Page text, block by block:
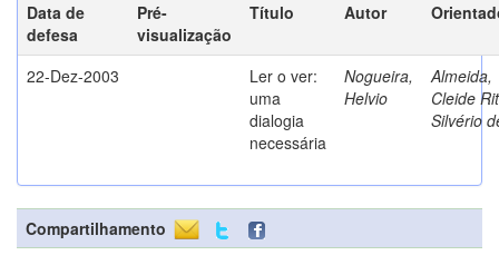
Data de
defesa
Pré-
visualização
Título Autor
22-Dez-2003
Ler o ver:
uma
dialogia
necessária
Nogueira,
Helvio
Almeida,
Cleide
Silvério
Compartilhamento